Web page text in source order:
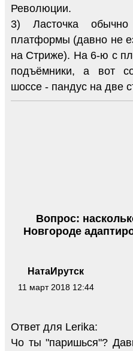
Революции.
3) Ласточка
платформы (давно не
на Стриже). На 6-ю с
подъёмники, а вот
шоссе - пандус на две
НатаИрутск
11 март 2018 12:44
Вопрос:
Новгороде
Ответ для Lerika:
Чо ты "паришься"?